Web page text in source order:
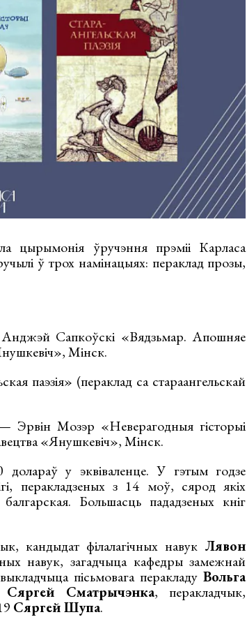
цырымонія ўручэння прэміі Карласа
ў трох намінацыях: пераклад прозы,
Сапкоўскі «Вядзьмар. Апошняе
Мінск.
паэзія» (пераклад са стараангельскай
Мозэр «Неверагодныя гісторыі
«Янушкевіч», Мінск.
у эквіваленце. У гэтым годзе
перакладзеных з 14 моў, сярод якіх
Большасць пададзеных кніг
кандыдат філалагічных навук Лявон
навук, загадчыца кафедры замежнай
пісьмовага перакладуВольга
Сяргей Сматрычэнка, перакладчык,
Сяргей Шупа.